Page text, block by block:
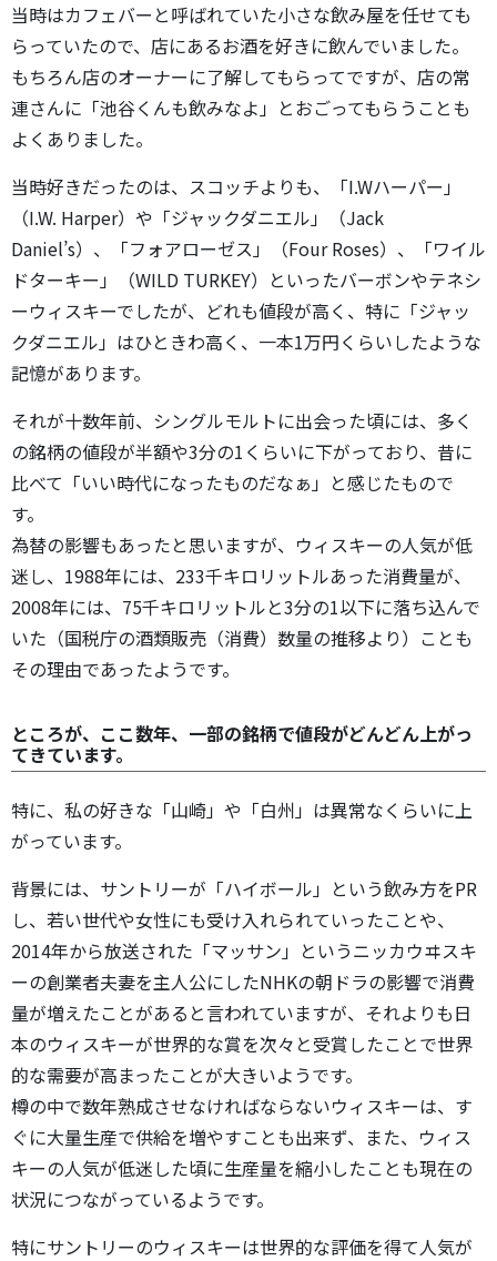
当時はカフェバーと呼ばれていた小さな飲み屋を任せても
らっていたので、店にあるお酒を好きに飲んでいました。
もちろん店のオーナーに了解してもらってですが、店の常
連さんに「池谷くんも飲みなよ」とおごってもらうことも
よくありました。
当時好きだったのは、スコッチよりも、「I.Wハーパー」
（I.W. Harper）や「ジャックダニエル」（Jack
Daniel’s）、「フォアローゼス」（Four Roses）、「ワイル
ドターキー」（WILD TURKEY）といったバーボンやテネシ
ーウィスキーでしたが、どれも値段が高く、特に「ジャッ
クダニエル」はひときわ高く、一本1万円くらいしたような
記憶があります。
それが十数年前、シングルモルトに出会った頃には、多く
の銘柄の値段が半額や3分の1くらいに下がっており、昔に
比べて「いい時代になったものだなぁ」と感じたもので
す。
為替の影響もあったと思いますが、ウィスキーの人気が低
迷し、1988年には、233千キロリットルあった消費量が、
2008年には、75千キロリットルと3分の1以下に落ち込んで
いた（国税庁の酒類販売（消費）数量の推移より）ことも
その理由であったようです。
ところが、ここ数年、一部の銘柄で値段がどんどん上がっ
てきています。
特に、私の好きな「山崎」や「白州」は異常なくらいに上
がっています。
背景には、サントリーが「ハイボール」という飲み方をPR
し、若い世代や女性にも受け入れられていったことや、
2014年から放送された「マッサン」というニッカウヰスキ
ーの創業者夫妻を主人公にしたNHKの朝ドラの影響で消費
量が増えたことがあると言われていますが、それよりも日
本のウィスキーが世界的な賞を次々と受賞したことで世界
的な需要が高まったことが大きいようです。
樽の中で数年熟成させなければならないウィスキーは、す
ぐに大量生産で供給を増やすことも出来ず、また、ウィス
キーの人気が低迷した頃に生産量を縮小したことも現在の
状況につながっているようです。
特にサントリーのウィスキーは世界的な評価を得て人気が